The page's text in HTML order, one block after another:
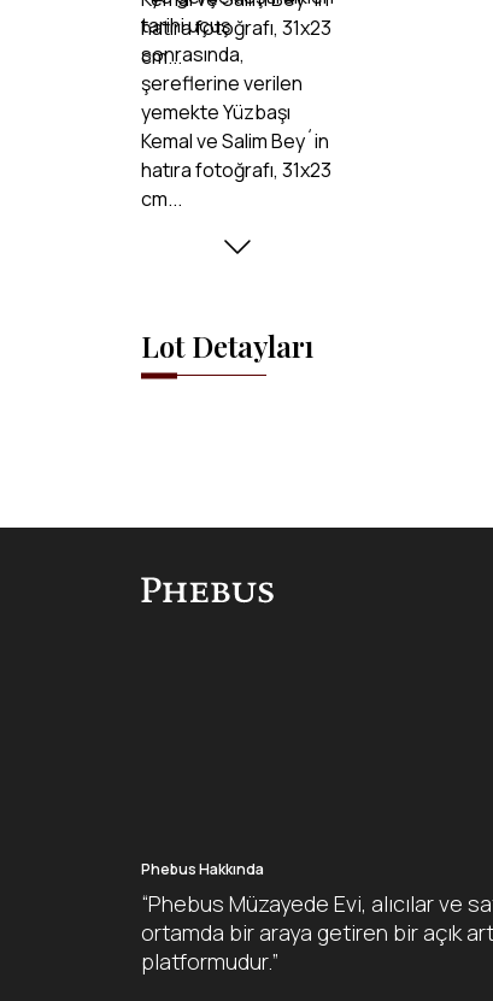
Lot Detayları
Phebus Hakkında
“Phebus Müzayede Evi, alıcılar ve
ortamda bir araya getiren bir açık
platformudur.”